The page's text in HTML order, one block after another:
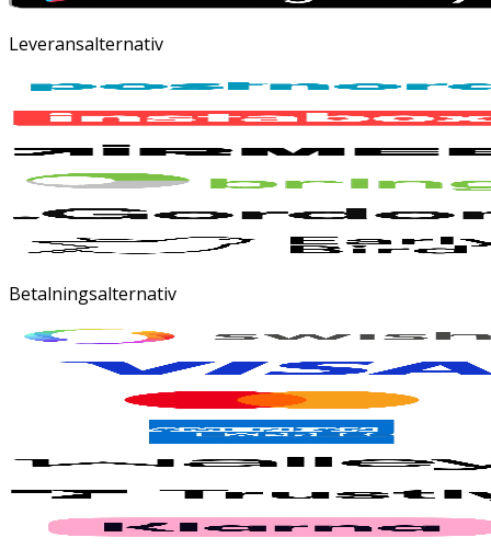
Leveransalternativ
Betalningsalternativ